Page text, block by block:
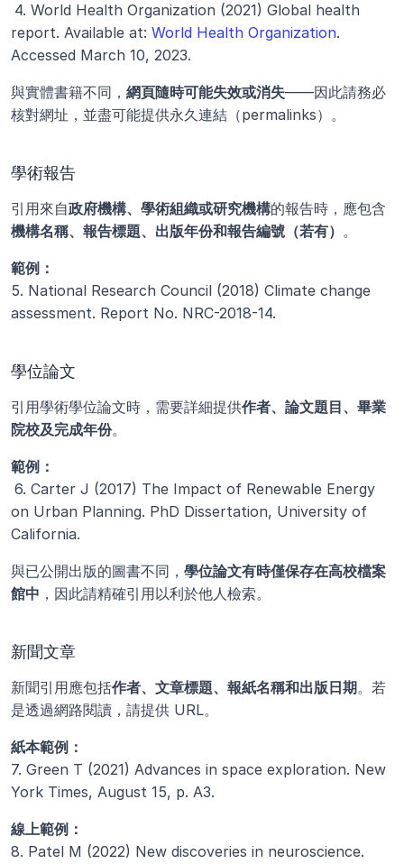
4. World Health Organization (2021) Global health
report. Available at: World Health Organization.
Accessed March 10, 2023.
與實體書籍不同， 網頁隨時可能失效或消失——因此請務必
核對網址，並盡可能提供永久連結（permalinks）。
學術報告
引用來自政府機構、學術組織或研究機構的報告時，應包含
機構名稱、報告標題、出版年份和報告編號（若有） 。
範例：
5. National Research Council (2018) Climate change
assessment. Report No. NRC-2018-14.
學位論文
引用學術學位論文時，需要詳細提供作者、論文題目、畢業
院校及完成年份。
範例：
6. Carter J (2017) The Impact of Renewable Energy
on Urban Planning. PhD Dissertation, University of
California.
與已公開出版的圖書不同， 學位論文有時僅保存在高校檔案
館中 ，因此請精確引用以利於他人檢索。
新聞文章
新聞引用應包括作者、文章標題、報紙名稱和出版日期。若
是透過網路閱讀，請提供 URL。
紙本範例：
7. Green T (2021) Advances in space exploration. New
York Times, August 15, p. A3.
線上範例：
8. Patel M (2022) New discoveries in neuroscience.